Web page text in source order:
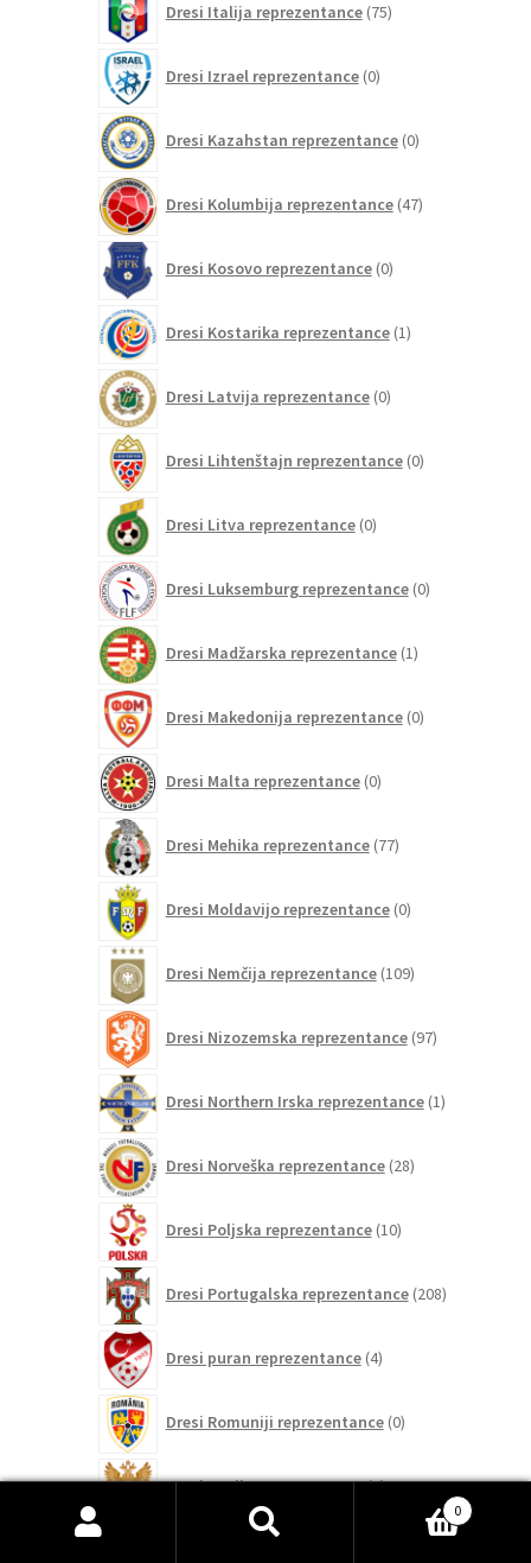
Dresi Italija reprezentance 75izdelkov
Dresi Izrael reprezentance 0izdelkov
Dresi Kazahstan reprezentance 0izdelkov
Dresi Kolumbija reprezentance 47izdelkov
Dresi Kosovo reprezentance 0izdelkov
Dresi Kostarika reprezentance 1izdelek
Dresi Latvija reprezentance 0izdelkov
Dresi Lihtenštajn reprezentance 0izdelkov
Dresi Litva reprezentance 0izdelkov
Dresi Luksemburg reprezentance 0izdelkov
Dresi Madžarska reprezentance 1izdelek
Dresi Makedonija reprezentance 0izdelkov
Dresi Malta reprezentance 0izdelkov
Dresi Mehika reprezentance 77izdelkov
Dresi Moldavijo reprezentance 0izdelkov
Dresi Nemčija reprezentance 109izdelkov
Dresi Nizozemska reprezentance 97izdelkov
Dresi Northern Irska reprezentance 1izdelek
Dresi Norveška reprezentance 28izdelkov
Dresi Poljska reprezentance 10izdelkov
Dresi Portugalska reprezentance 208izdelkov
Dresi puran reprezentance 4izdelki
Dresi Romuniji reprezentance 0izdelkov
Dresi Rusija reprezentance 0
0